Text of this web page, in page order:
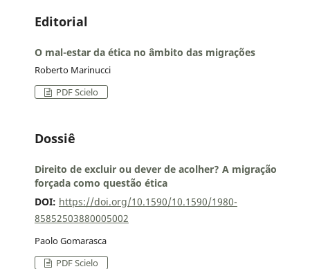
Editorial
O mal-estar da ética no âmbito das migrações
Roberto Marinucci
PDF Scielo
Dossiê
Direito de excluir ou dever de acolher? A migração
forçada como questão ética
DOI: https://doi.org/10.1590/10.1590/1980-
85852503880005002
Paolo Gomarasca
PDF Scielo